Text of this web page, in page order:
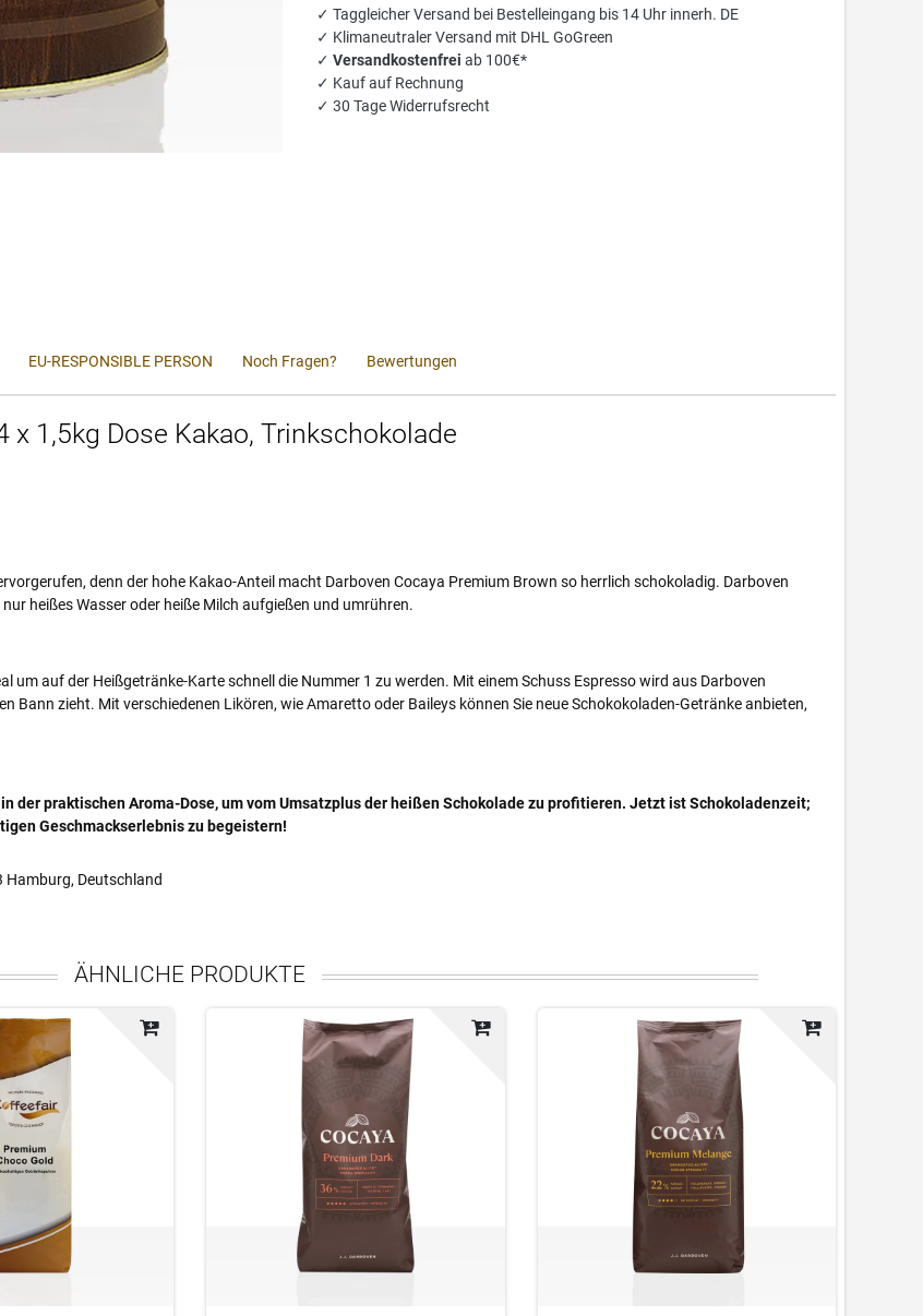
✓ Taggleicher Versand bei Bestelleingang bis 14 Uhr innerh. DE
✓ Klimaneutraler Versand mit DHL GoGreen
✓Versandkostenfreiab 100€*
✓ Kauf auf Rechnung
✓ 30 Tage Widerrufsrecht
EU-RESPONSIBLE PERSON Noch Fragen? Bewertungen
x 1,5kg Dose Kakao, Trinkschokolade
denn der hohe Kakao-Anteil macht Darboven Cocaya Premium Brown so herrlich schokoladig. Darboven
heißes Wasser oder heiße Milch aufgießen und umrühren.
um auf der Heißgetränke-Karte schnell die Nummer 1 zu werden. Mit einem Schuss Espresso wird aus Darboven
Bann zieht. Mit verschiedenen Likören, wie Amaretto oder Baileys können Sie neue Schokokoladen-Getränke anbieten,
der praktischen Aroma-Dose, um vom Umsatzplus der heißen Schokolade zu profitieren. Jetzt ist Schokoladenzeit;
Geschmackserlebnis zu begeistern!
Hamburg, Deutschland
ÄHNLICHE PRODUKTE